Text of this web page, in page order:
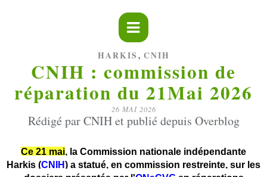
HARKIS , CNIH
CNIH : commission de
réparation du 21Mai 2026
26 MAI 2026
Rédigé par CNIH et publié depuis Overblog
Ce 21 mai, la Commission nationale indépendante
Harkis (CNIH) a statué, en commission restreinte, sur les